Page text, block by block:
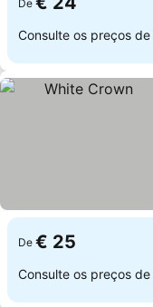
De
Consulte os preços de
De € 25
Consulte os preços de